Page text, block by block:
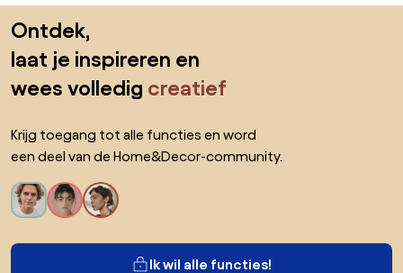
Ontdek,
laat je inspireren en
wees volledig creatief
Krijg toegang tot alle functies en word
een deel van de Home&Decor-community.
Ik wil alle functies!